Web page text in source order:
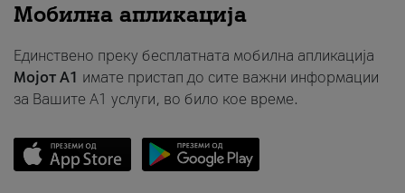
Мобилна апликација
Единствено преку бесплатната мобилна апликација
Мојот A1 имате пристап до сите важни информации
за Вашите A1 услуги, во било кое време.